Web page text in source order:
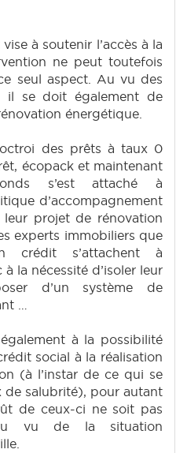
à soutenir l’accès à la
ne peut toutefois
seul aspect. Au vu des
il se doit également de
énergétique.
des prêts à taux 0
écopack et maintenant
s’est attaché à
d’accompagnement
leur projet de rénovation
experts immobiliers que
crédit s’attachent à
la nécessité d’isoler leur
d’un système de
…
à la possibilité
social à la réalisation
(à l’instar de ce qui se
de salubrité), pour autant
de ceux-ci ne soit pas
au vu de la situation